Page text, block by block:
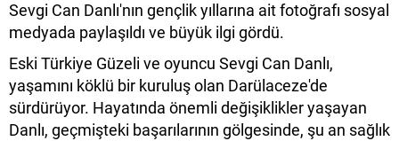
Sevgi Can Danlı'nın gençlik yıllarına ait fotoğrafı sosyal
medyada paylaşıldı ve büyük ilgi gördü.
Eski Türkiye Güzeli ve oyuncu Sevgi Can Danlı,
yaşamını köklü bir kuruluş olan Darülaceze'de
sürdürüyor. Hayatında önemli değişiklikler yaşayan
Danlı, geçmişteki başarılarının gölgesinde, şu an sağlık